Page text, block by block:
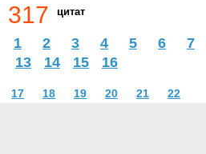
317 цитат
1 2 3 4 5 6 7
13
14 15 16
17 18 19 20 21 22